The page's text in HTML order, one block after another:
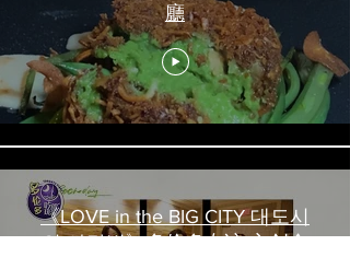
廳
《LOVE in the BIG CITY 대도시
의 사랑법》多伦多专访 主创金